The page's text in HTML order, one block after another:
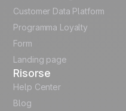
German
Español
Customer Data Platform
Programma Loyalty
Form
Landing page
Risorse
Help Center
Blog